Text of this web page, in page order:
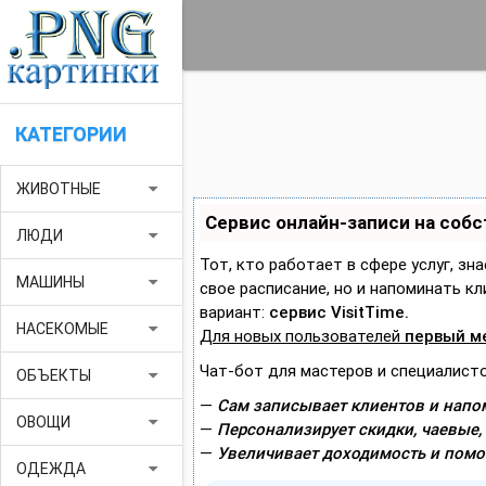
КАТЕГОРИИ
ЖИВОТНЫЕ arrow_drop_down
ЛЮДИ arrow_drop_down
МАШИНЫ arrow_drop_down
НАСЕКОМЫЕ arrow_drop_down
ОБЪЕКТЫ arrow_drop_down
ОВОЩИ arrow_drop_down
ОДЕЖДА arrow_drop_down
Сервис онлайн-записи на
Тот, кто работает в сфере услуг,
свое расписание, но и напоминать
вариант: сервис VisitTime.
Для новых пользователей первый
Чат-бот для мастеров и
— Сам записывает клиентов и
— Персонализирует скидки,
— Увеличивает доходимость и